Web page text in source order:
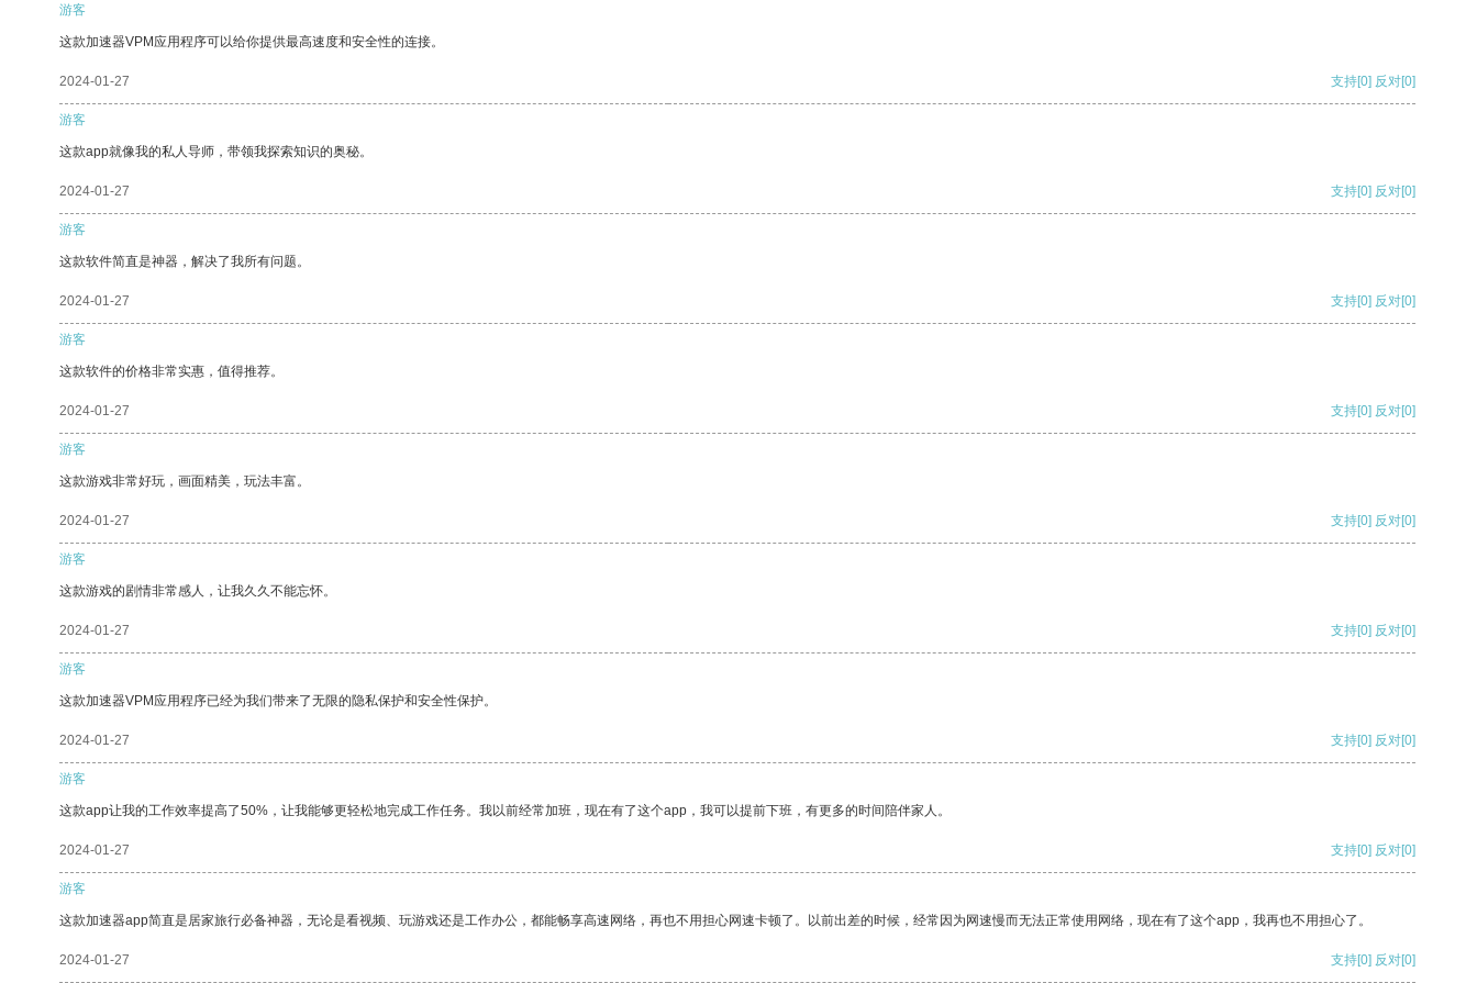
游客
这款加速器VPM应用程序可以给你提供最高速度和安全性的连接。
2024-01-27 支持[0] 反对[0]
游客
这款app就像我的私人导师，带领我探索知识的奥秘。
2024-01-27 支持[0] 反对[0]
游客
这款软件简直是神器，解决了我所有问题。
2024-01-27 支持[0] 反对[0]
游客
这款软件的价格非常实惠，值得推荐。
2024-01-27 支持[0] 反对[0]
游客
这款游戏非常好玩，画面精美，玩法丰富。
2024-01-27 支持[0] 反对[0]
游客
这款游戏的剧情非常感人，让我久久不能忘怀。
2024-01-27 支持[0] 反对[0]
游客
这款加速器VPM应用程序已经为我们带来了无限的隐私保护和安全性保护。
2024-01-27 支持[0] 反对[0]
游客
这款app让我的工作效率提高了50%，让我能够更轻松地完成工作任务。我以前经常加班，现在有了这个app，我可以提前下班，有更多的时间陪伴家人。
2024-01-27 支持[0] 反对[0]
游客
这款加速器app简直是居家旅行必备神器，无论是看视频、玩游戏还是工作办公，都能畅享高速网络，再也不用担心网速卡顿了。以前出差的时候，经常因为网速慢而无法正常使用网络，现在有了这个app，我再也不用担心了。
2024-01-27 支持[0] 反对[0]